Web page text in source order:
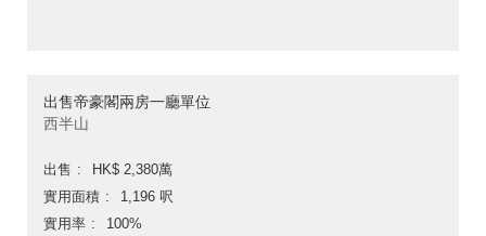
出售帝豪閣兩房一廳單位
西半山
出售
HK$ 2,380萬
實用面積
1,196 呎
實用率
100%